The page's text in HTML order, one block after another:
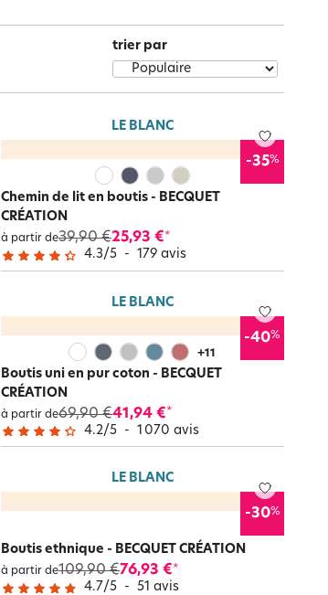
trier par
LE BLANC
-35%
Chemin de lit en boutis - BECQUET
CRÉATION
à partir de39,90 €25,93 €*
4.3/5 - 179 avis
LE BLANC
-40%
+11
Boutis uni en pur coton - BECQUET
CRÉATION
à partir de69,90 €41,94 €*
4.2/5 - 1 070 avis
LE BLANC
-30%
Boutis ethnique - BECQUET CRÉATION
à partir de109,90 €76,93 €*
4.7/5 - 51 avis